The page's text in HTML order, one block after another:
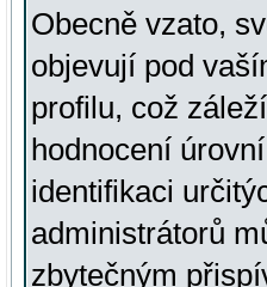
Obecně vzato,
objevují pod
profilu, což
hodnocení
identifikaci
administrátorů
zbytečným